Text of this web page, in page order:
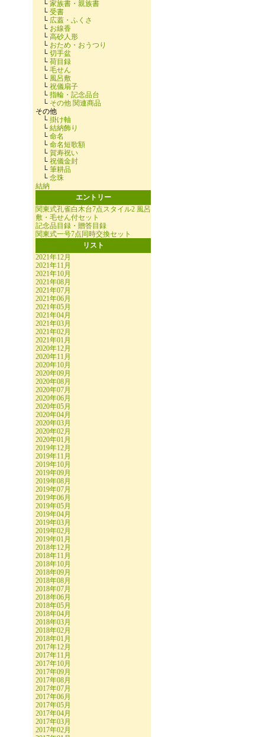
└ 家族書・親族書
└ 受書
└ 広蓋・ふくさ
└ お線香
└ 高砂人形
└ おため・おうつり
└ 切手盆
└ 荷目録
└ 毛せん
└ 風呂敷
└ 祝儀扇子
└ 指輪・記念品台
└ その他 関連商品
その他
└ 掛け軸
└ 結納飾り
└ 命名
└ 命名短歌額
└ 賀寿祝い
└ 祝儀金封
└ 筆耕品
└ 念珠
結納
エントリー
関東式孔雀白木台7点スタイル2 風呂
敷・毛せん付セット
記念品目録・贈答目録
関東式一号7点同時交換セット
リスト
2021年12月
2021年11月
2021年10月
2021年08月
2021年07月
2021年06月
2021年05月
2021年04月
2021年03月
2021年02月
2021年01月
2020年12月
2020年11月
2020年10月
2020年09月
2020年08月
2020年07月
2020年06月
2020年05月
2020年04月
2020年03月
2020年02月
2020年01月
2019年12月
2019年11月
2019年10月
2019年09月
2019年08月
2019年07月
2019年06月
2019年05月
2019年04月
2019年03月
2019年02月
2019年01月
2018年12月
2018年11月
2018年10月
2018年09月
2018年08月
2018年07月
2018年06月
2018年05月
2018年04月
2018年03月
2018年02月
2018年01月
2017年12月
2017年11月
2017年10月
2017年09月
2017年08月
2017年07月
2017年06月
2017年05月
2017年04月
2017年03月
2017年02月